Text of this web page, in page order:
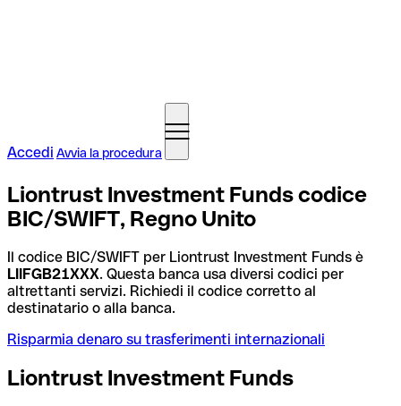
Accedi Avvia la procedura
Liontrust Investment Funds codice
BIC/SWIFT, Regno Unito
Il codice BIC/SWIFT per Liontrust Investment Funds è
LIIFGB21XXX. Questa banca usa diversi codici per
altrettanti servizi. Richiedi il codice corretto al
destinatario o alla banca.
Risparmia denaro su trasferimenti internazionali
Liontrust Investment Funds